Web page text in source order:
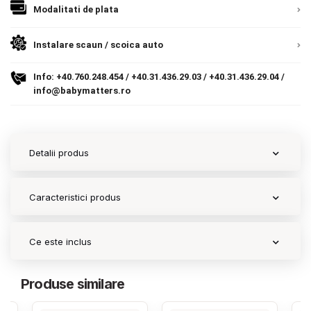
Copyright 2026 BabyMatters
Modalitati de plata
Instalare scaun / scoica auto
Info: +40.760.248.454 / +40.31.436.29.03 / +40.31.436.29.04 /
info@babymatters.ro
Detalii produs
Caracteristici produs
Ce este inclus
Produse similare